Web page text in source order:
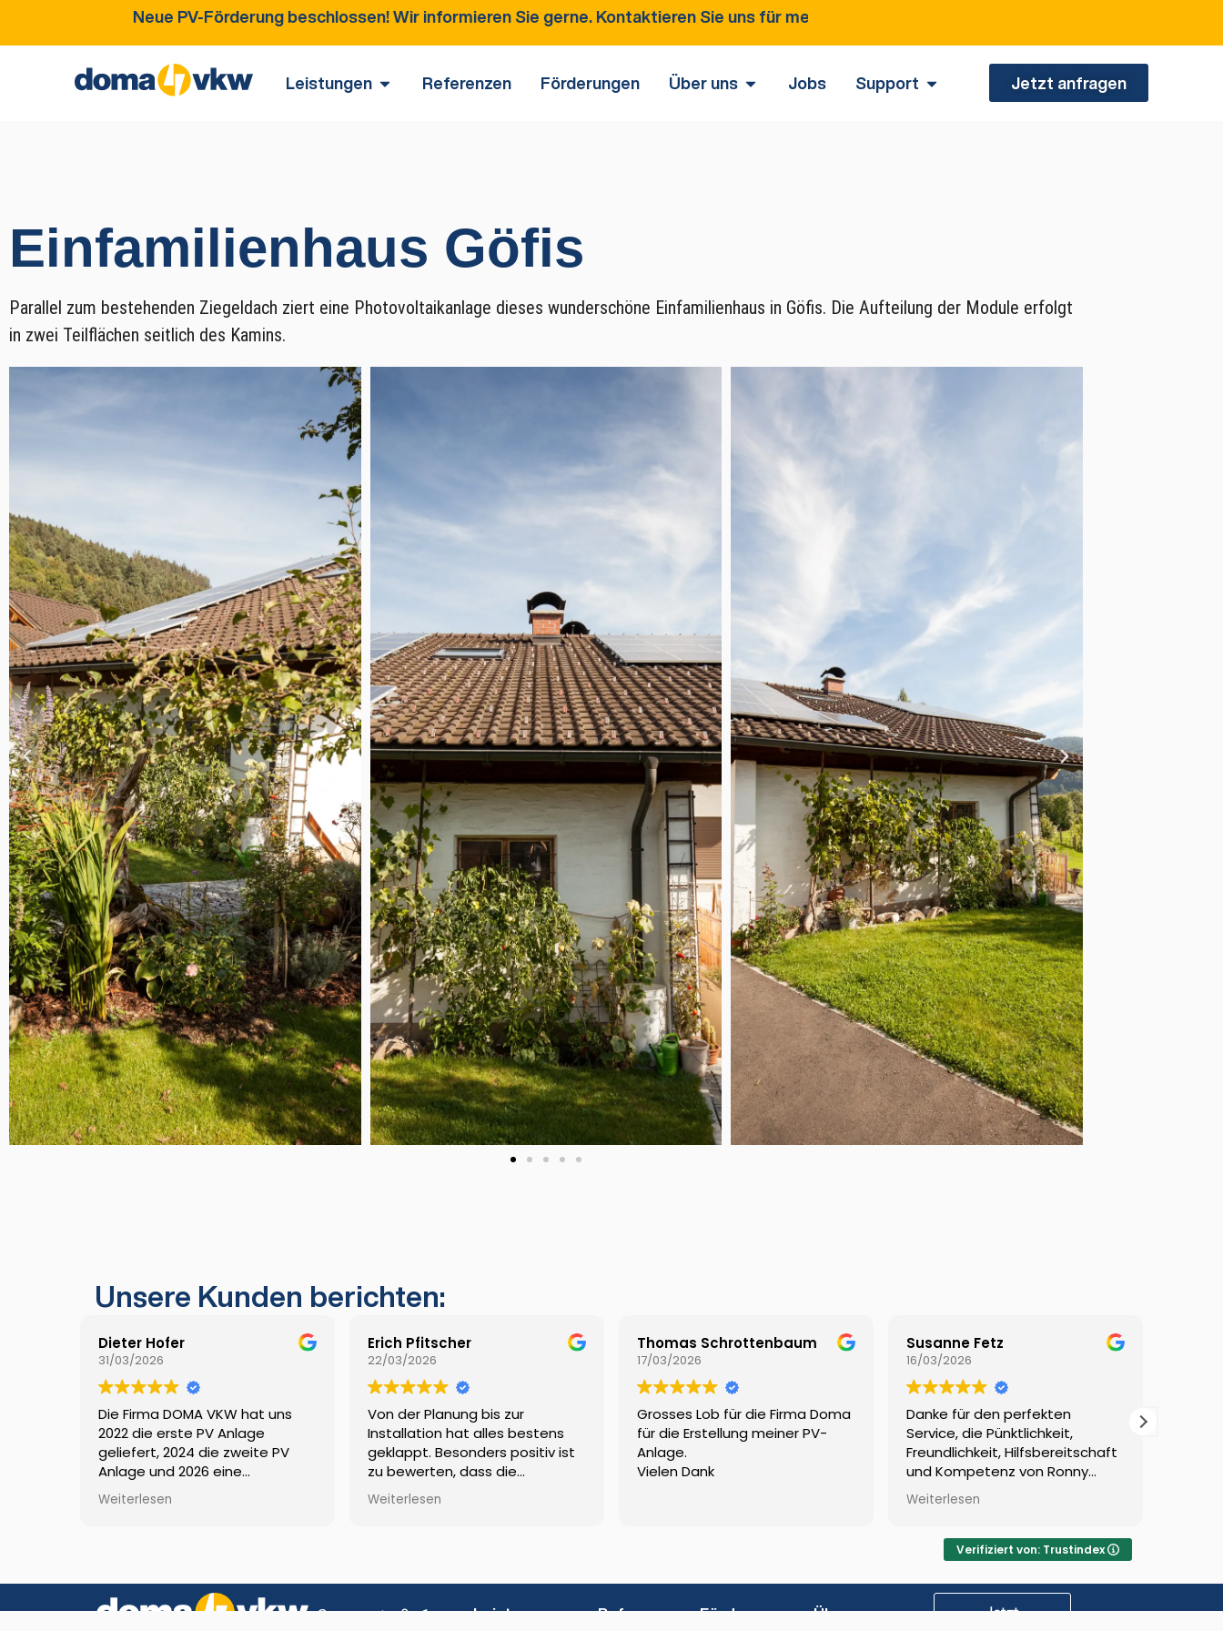
Neue PV-Förderung beschlossen! Wir informieren Sie gerne. Kontaktieren Sie uns für mehr Informationen.
Leistungen Referenzen Förderungen Über uns Jobs Support Jetzt anfragen
Einfamilienhaus Göfis
Parallel zum bestehenden Ziegeldach ziert eine Photovoltaikanlage dieses wunderschöne Einfamilienhaus in Göfis. Die Aufteilung der Module erfolgt
in zwei Teilflächen seitlich des Kamins.
Unsere Kunden berichten:
Dieter Hofer
31/03/2026
Die Firma DOMA VKW hat uns
2022 die erste PV Anlage
geliefert, 2024 die zweite PV
Anlage und 2026 eine
Nachrüstung von einer Batterie.
Alle Projekte wurden zeitnah,
weiterempfehlen LG Familie
Hofer aus Weiler 👍😀
Weiterlesen
Erich Pfitscher
22/03/2026
Von der Planung bis zur
Installation hat alles bestens
geklappt. Besonders positiv ist
zu bewerten, dass die
Förderabwicklung komplett von
doma vkw erledigt wurde.
Weiterlesen
Thomas Schrottenbaum
17/03/2026
Grosses Lob für die Firma Doma
für die Erstellung meiner PV-
Anlage.
Vielen Dank
Susanne Fetz
16/03/2026
Danke für den perfekten
Service, die Pünktlichkeit,
Freundlichkeit, Hilfsbereitschaft
und Kompetenz von Ronny
beim Service der Solaranlage
und dem Team am Telefon.
Weiterlesen
Verifiziert von: Trustindex
Sonnenstraße 1
Leistungen Referenzen Förderungen Über uns
Jetzt